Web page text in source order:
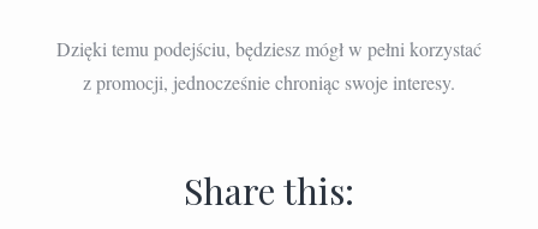
Dzięki temu podejściu, będziesz mógł w pełni korzystać
z promocji, jednocześnie chroniąc swoje interesy.
Share this: